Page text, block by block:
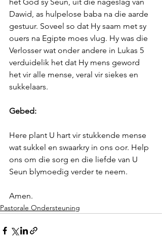
Dawid, as hulpelose baba na die aarde
gestuur. Soveel so dat Hy saam met sy
ouers na Egipte moes vlug. Hy was die
Verlosser wat onder andere in Lukas 5
verduidelik het dat Hy mens geword
het vir alle mense, veral vir siekes en
sukkelaars.
Gebed:
Here plant U hart vir stukkende mense
wat sukkel en swaarkry in ons oor. Help
ons om die sorg en die liefde van U
Seun blymoedig verder te neem.
Amen.
Pastorale Ondersteuning